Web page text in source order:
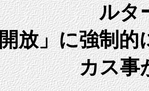
ルタ
放」に強制的
カス事